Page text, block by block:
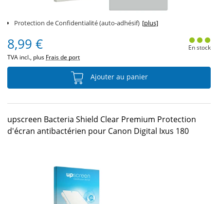
Protection de Confidentialité (auto-adhésif) [plus]
8,99 €
TVA incl., plus Frais de port
En stock
Ajouter au panier
upscreen Bacteria Shield Clear Premium Protection
d'écran antibactérien pour Canon Digital Ixus 180